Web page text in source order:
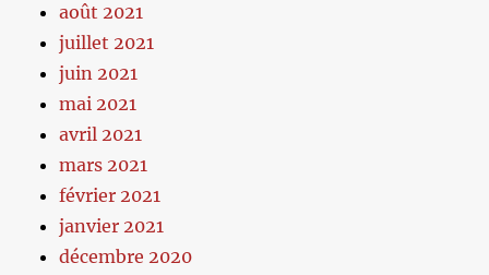
août 2021
juillet 2021
juin 2021
mai 2021
avril 2021
mars 2021
février 2021
janvier 2021
décembre 2020